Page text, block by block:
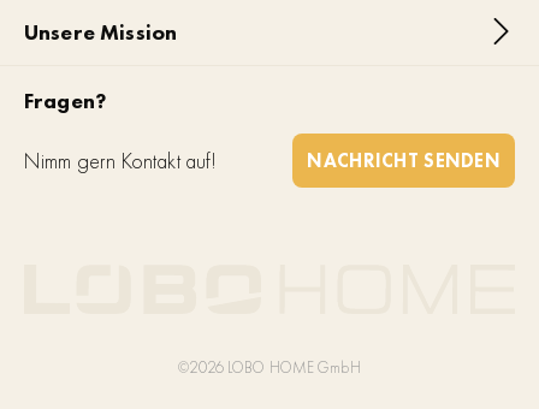
Unsere Mission
Fragen?
Nimm gern Kontakt auf! NACHRICHT SENDEN
©2026 LOBO HOME GmbH